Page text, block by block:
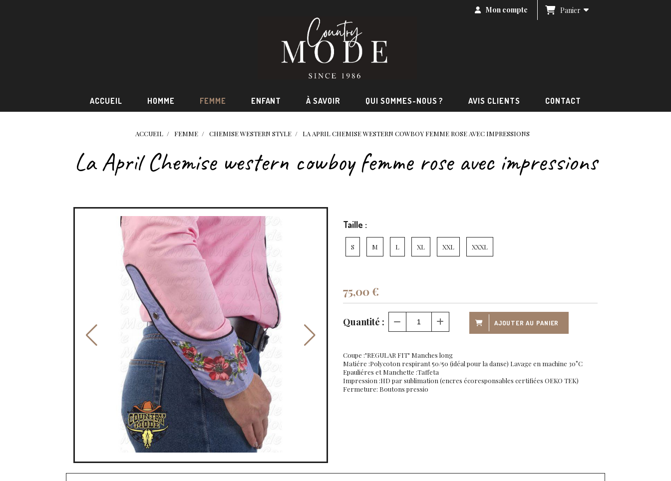
Mon compte Panier
ACCUEIL HOMME FEMME ENFANT À SAVOIR QUI SOMMES-NOUS ? AVIS CLIENTS CONTACT
ACCUEIL FEMME CHEMISE WESTERN STYLE LA APRIL CHEMISE WESTERN COWBOY FEMME ROSE AVEC IMPRESSIONS
La April Chemise western cowboy femme rose avec impressions
Taille :
S M L XL XXL XXXL
75,00€
Quantité : AJOUTER AU PANIER
Coupe :"REGULAR FIT" Manches long
Matiére :Polycoton respirant 50/50 (idéal pour la danse) Lavage en machine 30°C
Epauliéres et Manchette :Taffeta
Impression :HD par sublimation (encres écoresponsables certifiées OEKO TEK)
Fermeture: Boutons pressio